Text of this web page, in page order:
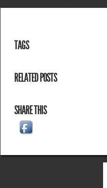
TAGS
RELATED POSTS
SHARE THIS